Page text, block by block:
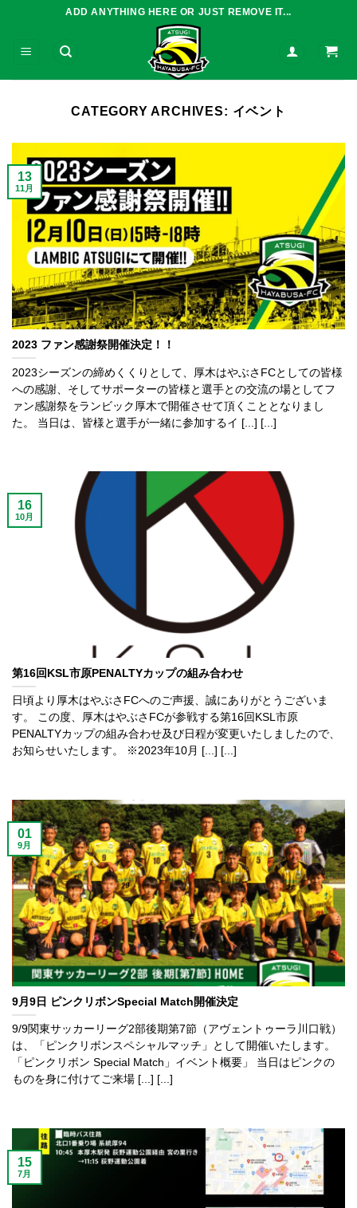
content
ADD ANYTHING HERE OR JUST REMOVE IT...
CATEGORY ARCHIVES: イベント
2023 ファン感謝祭開催決定！！
2023シーズンの締めくくりとして、厚木はやぶさFCとしての皆様
への感謝、そしてサポーターの皆様と選手との交流の場としてフ
ァン感謝祭をランビック厚木で開催させて頂くこととなりまし
た。 当日は、皆様と選手が一緒に参加するイ [...] [...]
13
11月
第16回KSL市原PENALTYカップの組み合わせ
日頃より厚木はやぶさFCへのご声援、誠にありがとうございま
す。 この度、厚木はやぶさFCが参戦する第16回KSL市原
PENALTYカップの組み合わせ及び日程が変更いたしましたので、
お知らせいたします。 ※2023年10月 [...] [...]
16
10月
9月9日 ピンクリボンSpecial Match開催決定
9/9関東サッカーリーグ2部後期第7節（アヴェントゥーラ川口戦）
は、「ピンクリボンスペシャルマッチ」として開催いたします。
「ピンクリボン Special Match」イベント概要」 当日はピンクの
ものを身に付けてご来場 [...] [...]
01
9月
15
7月